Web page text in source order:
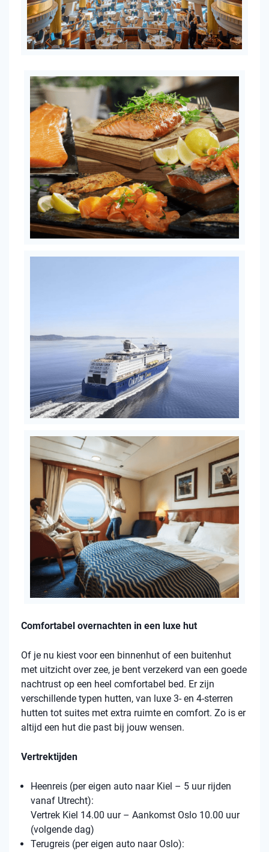
Comfortabel overnachten in een luxe hut
Of je nu kiest voor een binnenhut of een buitenhut
met uitzicht over zee, je bent verzekerd van een goede
nachtrust op een heel comfortabel bed. Er zijn
verschillende typen hutten, van luxe 3- en 4-sterren
hutten tot suites met extra ruimte en comfort. Zo is er
altijd een hut die past bij jouw wensen.
Vertrektijden
Heenreis (per eigen auto naar Kiel – 5 uur rijden
vanaf Utrecht):
Vertrek Kiel 14.00 uur – Aankomst Oslo 10.00 uur
(volgende dag)
Terugreis (per eigen auto naar Oslo):